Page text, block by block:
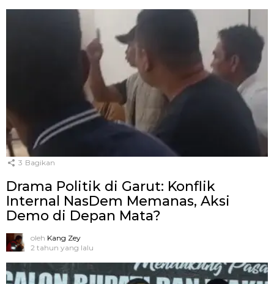
3 Bagikan
Drama Politik di Garut: Konflik
Internal NasDem Memanas, Aksi
Demo di Depan Mata?
oleh Kang Zey
2 tahun yang lalu